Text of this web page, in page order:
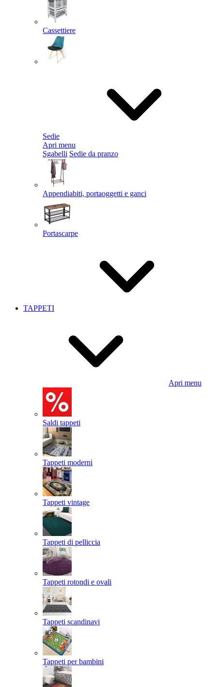
Cassettiere
Sedie
Apri menu
Sgabelli Sedie da pranzo
Appendiabiti, portaoggetti e ganci
Portascarpe
TAPPETI
Apri menu
Saldi tappeti
Tappeti moderni
Tappeti vintage
Tappeti di pelliccia
Tappeti rotondi e ovali
Tappeti scandinavi
Tappeti per bambini